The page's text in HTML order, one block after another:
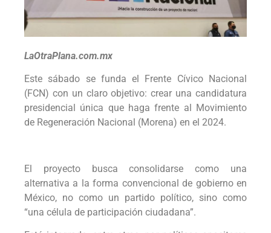
LaOtraPlana.com.mx
Este sábado se funda el Frente Cívico Nacional
(FCN) con un claro objetivo: crear una candidatura
presidencial única que haga frente al Movimiento
de Regeneración Nacional (Morena) en el 2024.
El proyecto busca consolidarse como una
alternativa a la forma convencional de gobierno en
México, no como un partido político, sino como
“una célula de participación ciudadana”.